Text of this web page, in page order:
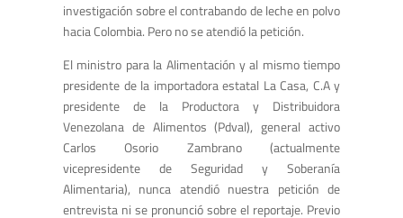
investigación sobre el contrabando de leche en polvo
hacia Colombia. Pero no se atendió la petición.
El ministro para la Alimentación y al mismo tiempo
presidente de la importadora estatal La Casa, C.A y
presidente de la Productora y Distribuidora
Venezolana de Alimentos (Pdval), general activo
Carlos Osorio Zambrano (actualmente
vicepresidente de Seguridad y Soberanía
Alimentaria), nunca atendió nuestra petición de
entrevista ni se pronunció sobre el reportaje. Previo